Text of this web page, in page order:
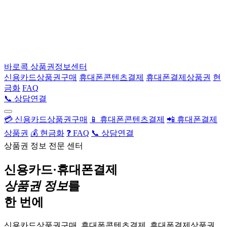
바로콕 상품권정보센터
신용카드상품권구매 휴대폰콘텐츠결제 휴대폰결제상품권 현
금화 FAQ
📞 상담연결
💳 신용카드상품권구매 📱 휴대폰콘텐츠결제 📲 휴대폰결제
상품권 💰 현금화 ❓ FAQ 📞 상담연결
상품권 정보 전문 센터
신용카드·휴대폰결제
상품권 정보를
한 번에
신용카드상품권구매, 휴대폰콘텐츠결제, 휴대폰결제상품권,